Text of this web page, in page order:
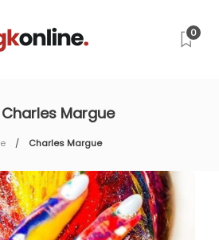
0
Charles Margue
Charles Margue